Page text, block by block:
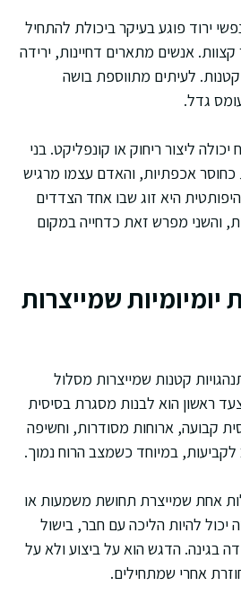
ירוד פוגע בעיקר ביכולת להתחיל
אנשים מתארים דחיינות, ירידה
קטנות. לעיתים מתווספת בושה
גדל.
ליצור ריחוק או קונפליקט. בני
אכפתיות, והאדם עצמו מרגיש
היא זוג שבו אחד הצדדים
והשני מפרש זאת כדחייה במקום
שמייצרות
קטנות שמייצרות מסלול
ראשון הוא לבנות מסגרת בסיסית
קבועה, ארוחות מסודרות, וחשיפה
לקביעות, במיוחד כשמצב הרוח נמוך.
אחת שמייצרת תחושת משמעות או
להיות הליכה עם חבר, בישול
בגינה. הדגש הוא על ביצוע ולא על
אחרי שמתחילים.